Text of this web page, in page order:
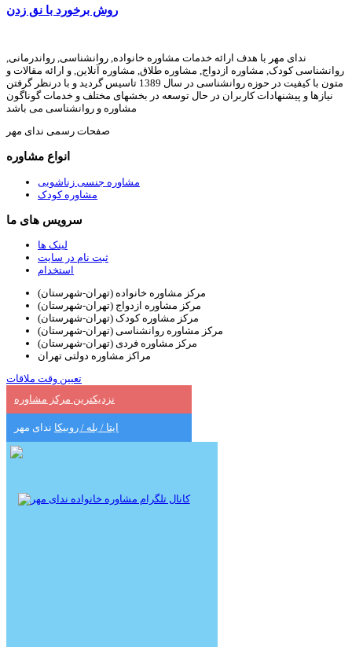
روش برخورد با نق زدن
ندای مهر با هدف ارائه خدمات مشاوره خانواده, روانشناسی, رواندرمانی,
روانشناسی کودک, مشاوره ازدواج, مشاوره طلاق, مشاوره آنلاین, و ارائه مقالات و
متون با کیفیت در حوزه روانشناسی در سال 1389 تاسیس گردید و با درنظر گرفتن
نیازها و پیشنهادات کاربران در حال توسعه در بخشهای مختلف و خدمات گوناگون
مشاوره و روانشناسی می باشد
صفحات رسمی ندای مهر
انواع مشاوره
مشاوره جنسی زناشویی
مشاوره کودک
سرویس های ما
لینک ها
ثبت نام در سایت
استخدام
مرکز مشاوره خانواده (تهران-شهرستان)
مرکز مشاوره ازدواج (تهران-شهرستان)
مرکز مشاوره کودک (تهران-شهرستان)
مرکز مشاوره روانشناسی (تهران-شهرستان)
مرکز مشاوره فردی (تهران-شهرستان)
مراکز مشاوره دولتی تهران
تعیین وقت ملاقات
نزدیکترین مرکز مشاوره
ایتا / بله / روبیکا ندای مهر